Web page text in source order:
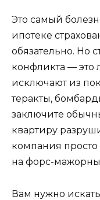
Это самый
ипотеке
обязательно. Но
конфликта — это
исключают из
теракты,
заключите
квартиру
компания просто
на форс-
Вам нужно